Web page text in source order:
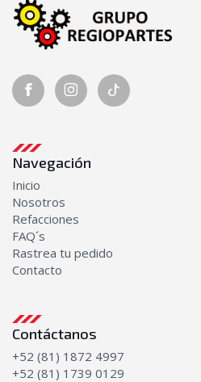
Mangueras
Radiadores
Alternadores
Bobinas de ignición
Motores de arranque (marchas)
Switch de encendido
Sistema Hidráulico
Bombas de Aceite
Transmisión
Bombas de transmisión
Discos y platos
Transmisiones completas
Navegación
Inicio
Nosotros
Refacciones
FAQ´s
Rastrea tu pedido
Contacto
Contáctanos
+52 (81) 1872 4997
+52 (81) 1739 0129